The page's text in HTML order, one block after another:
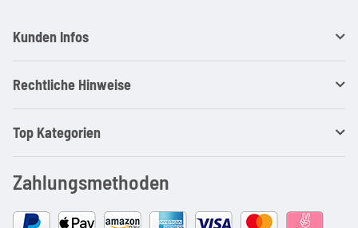
Kunden Infos
Rechtliche Hinweise
Top Kategorien
Zahlungsmethoden